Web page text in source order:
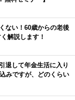
ない！60歳からの老後
解説します！
退して年金生活に入り
みですが、どのくらい